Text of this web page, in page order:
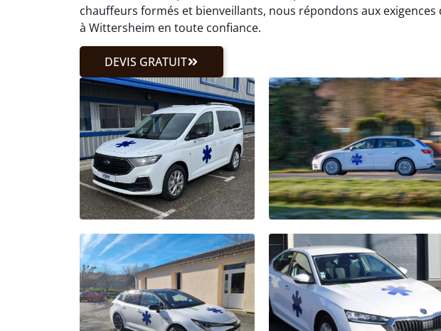
chauffeurs formés et bienveillants, nous répondons aux exigences
à Wittersheim en toute confiance.
DEVIS GRATUIT